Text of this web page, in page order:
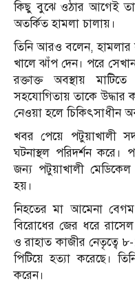
কিছু বুঝে ওঠার আগেই
অতর্কিত হামলা চালায়।
তিনি আরও বলেন, হামলার
খালে ঝাঁপ দেন। পরে
রক্তাক্ত অবস্থায়
সহযোগিতায় তাকে উদ্ধার
নেওয়া হলে চিকিৎসাধীন
খবর পেয়ে পটুয়াখালী
ঘটনাস্থল পরিদর্শন করে।
জন্য পটুয়াখালী
হয়।
নিহতের মা আমেনা
বিরোধের জের ধরে
ও রাহাত কাজীর নেতৃত্বে
পিটিয়ে হত্যা করেছে।
করেন।